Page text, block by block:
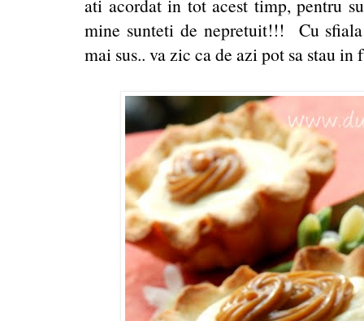
ati acordat in tot acest timp, pentru
mine sunteti de nepretuit!!! Cu
mai sus.. va zic ca de azi pot sa stau